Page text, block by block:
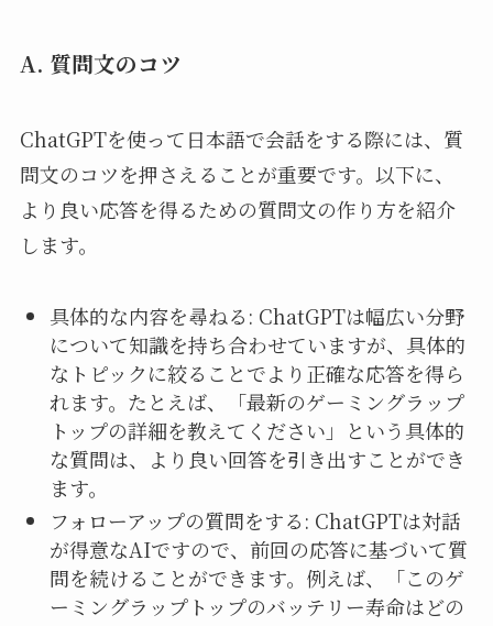
A. 質問文のコツ
ChatGPTを使って日本語で会話をする際には、質
問文のコツを押さえることが重要です。以下に、
より良い応答を得るための質問文の作り方を紹介
します。
具体的な内容を尋ねる: ChatGPTは幅広い分野
について知識を持ち合わせていますが、具体的
なトピックに絞ることでより正確な応答を得ら
れます。たとえば、「最新のゲーミングラップ
トップの詳細を教えてください」という具体的
な質問は、より良い回答を引き出すことができ
ます。
フォローアップの質問をする: ChatGPTは対話
が得意なAIですので、前回の応答に基づいて質
問を続けることができます。例えば、「このゲ
ーミングラップトップのバッテリー寿命はどの